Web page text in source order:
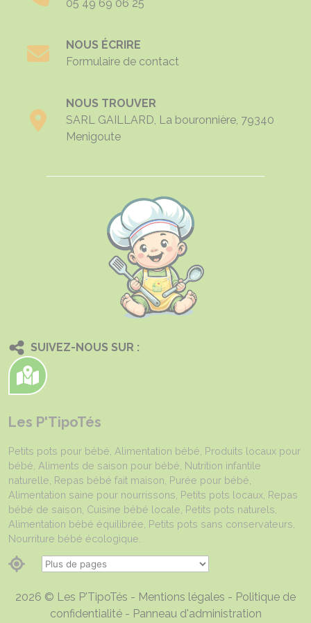
05 49 69 06 25
NOUS ÉCRIRE
Formulaire de contact
NOUS TROUVER
SARL GAILLARD, La bouronnière, 79340
Menigoute
SUIVEZ-NOUS SUR :
Les P'TipoTés
Petits pots pour bébé, Alimentation bébé, Produits locaux pour
bébé, Aliments de saison pour bébé, Nutrition infantile
naturelle, Repas bébé fait maison, Purée pour bébé,
Alimentation saine pour nourrissons, Petits pots locaux, Repas
bébé de saison, Cuisine bébé locale, Petits pots naturels,
Alimentation bébé équilibrée, Petits pots sans conservateurs,
Nourriture bébé écologique.
2026 © Les P'TipoTés - Mentions légales - Politique de
confidentialité - Panneau d'administration